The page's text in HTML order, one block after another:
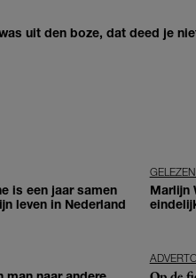
uit den boze, dat deed je
is een jaar samen
leven in Nederland
Marlijn